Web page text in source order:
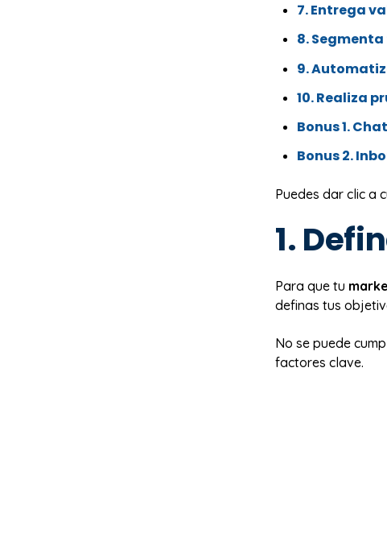
7. Entrega
8.
9.
10. Realiza
Bonus 1.
Bonus 2.
Puedes dar clic a
1.
Para que tu
definas tus
No se puede
factores clave.